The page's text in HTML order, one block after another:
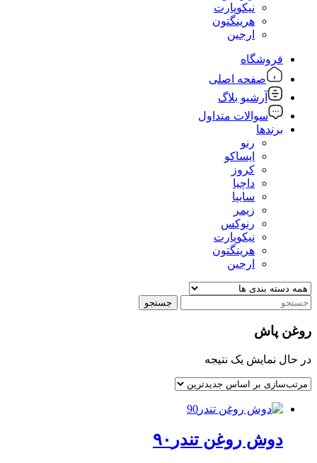
نیکوپارت
هرینگتون
ارجین
فروشگاه
صفحه اصلی
آرشیو بلاگ
سوالات متداول
برندها
رنو
ایساکو
کروز
داچیا
سایپا
زیمر
رنوکس
نیکوپارت
هرینگتون
ارجین
جستجو
روغن پاش
در حال نمایش یک نتیجه
دوش روغن تندر۹۰